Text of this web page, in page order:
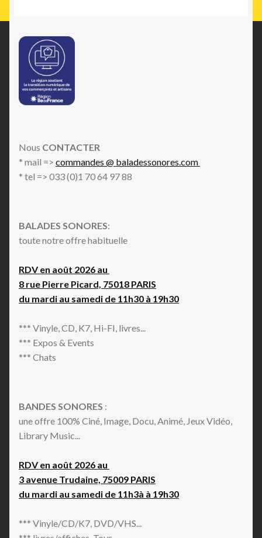
Nous CONTACTER
* mail => commandes @ baladessonores.com
* tel => 033 (0)1 70 64 97 88
BALADES SONORES:
toute notre offre habituelle
RDV en août 2026 au
8 rue Pierre Picard, 75018 PARIS
du mardi au samedi de 11h30 à 19h30
*** Vinyle, CD, K7, Hi-FI, livres...
*** Expos & Events
*** Chats
BANDES SONORES :
une offre 100% Ciné, Image, Docu, Animé, Jeux Vidéo,
Library Music...
RDV en août 2026 au
3 avenue Trudaine, 75009 PARIS
du mardi au samedi de 11h3à à 19h30
*** Vinyle/CD/K7, DVD/VHS...